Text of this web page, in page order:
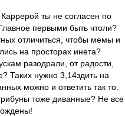
Каррерой ты не согласен по
первыми быть чтоли?
отличиться, чтобы мемы и
на просторах инета?
разодрали, от радости,
Таких нужно 3,14здить на
можно и ответить так то.
тоже диванные? Не все